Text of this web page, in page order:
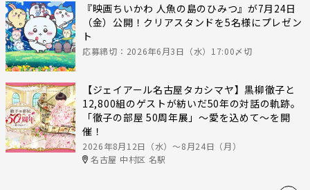
『映画ちいかわ 人魚の島のひみつ』が7月24日
（金）公開！クリアスタンドを5名様にプレゼン
ト
応募締切：2026年6月3日（水）17:00〆切
【ジェイアール名古屋タカシマヤ】黒柳徹子と
12,800組のゲストが紡いだ50年の対話の軌跡。
「徹子の部屋 50周年展」～愛を込めて～を開
催！
2026年8月12日（水）〜8月24日（月）
名古屋 中村区 名駅